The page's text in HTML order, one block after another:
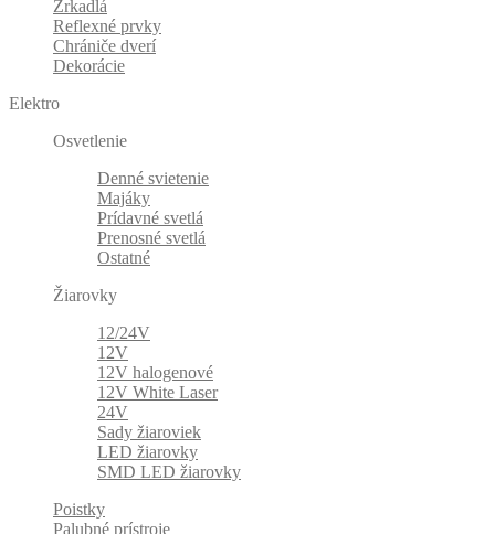
Zrkadlá
Reflexné prvky
Chrániče dverí
Dekorácie
Elektro
Osvetlenie
Denné svietenie
Majáky
Prídavné svetlá
Prenosné svetlá
Ostatné
Žiarovky
12/24V
12V
12V halogenové
12V White Laser
24V
Sady žiaroviek
LED žiarovky
SMD LED žiarovky
Poistky
Palubné prístroje